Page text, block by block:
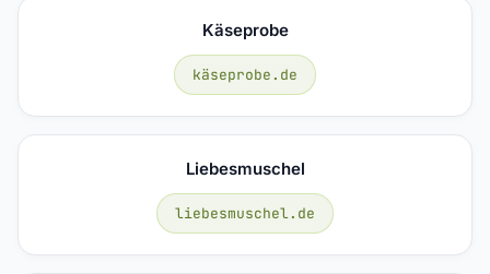
Käseprobe
käseprobe.de
Liebesmuschel
liebesmuschel.de